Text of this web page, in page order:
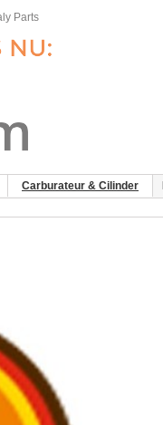
Parts
Carburateur & Cilinder